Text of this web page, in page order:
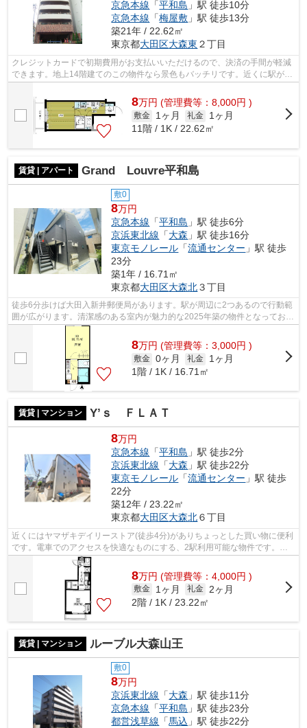
京急本線 「平和島 」駅 徒歩10分
京急本線 「梅屋敷 」駅 徒歩13分
築21年 / 22.62㎡
東京都大田区大森東 ２丁目
クレジットカードで初期費用がお支払いいただけるので、決済の手間が軽減
できます。地上14階建てのこの物件なら景色もバッチリです。近くに駅が2
つあるため、用途や行き先に応じて駅を...
8万円 (管理費等：8,000円 )
敷金 1ヶ月 礼金
1ヶ月
11階 / 1K / 22.62㎡
賃貸 | アパート Grand Louvre平和島
敷0
8万円
京急本線 「平和島 」駅 徒歩6分
京浜東北線 「大森 」駅 徒歩16分
東京モノレール 「流通センター 」駅 徒歩
23分
築1年 / 16.71㎡
東京都大田区大森北３丁目
徒歩6分歩けば大田入新井郵便局があります。駅が周辺に2つあるので行動範
囲が広がります。清潔感のある室内が魅力的な2025年築の物件となってお
り、一押しです。徒歩6分に駅のある、ニ...
8万円 (管理費等：3,000円 )
敷金 0ヶ月 礼金
1ヶ月
1階 / 1K / 16.71㎡
賃貸 | マンション Y’ｓ ＦＬＡＴ
8万円
京急本線 「平和島 」駅 徒歩2分
京浜東北線 「大森 」駅 徒歩22分
東京モノレール 「流通センター 」駅 徒歩
22分
築12年 / 23.22㎡
東京都大田区大森北６丁目
近くにはヤマザキデイリーストア(徒歩4分)がありちょっとした買い物に便利
です。電車でのアクセスを快適なものにする、2駅利用可能な物件です。外
観タイル張りは、耐水効果があるので...
8万円 (管理費等：4,000円 )
敷金 1ヶ月 礼金
2ヶ月
2階 / 1K / 23.22㎡
賃貸 | マンション ルーブル大森山王
敷0
8万円
京浜東北線 「大森 」駅 徒歩11分
京急本線 「平和島 」駅 徒歩23分
都営浅草線 「馬込 」駅 徒歩22分